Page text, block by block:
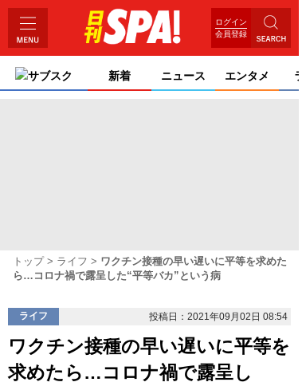
ログイン
会員登録
サブスク 新着 ニュース エンタメ
トップ ライフ
ワクチン接種の早い遅いに平等を求めた
ら…コロナ禍で露呈した“平等バカ”という病
ライフ 投稿日：2021年09月02日 08:54
ワクチン接種の早い遅いに平等を
求めたら…コロナ禍で露呈し